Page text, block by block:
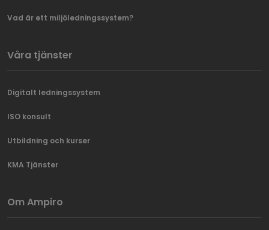
Vad är ett miljöledningssystem?
Våra tjänster
Digitalt ledningssystem
ISO konsult
Utbildning och kurser
KMA Tjänster
Om Ampiro